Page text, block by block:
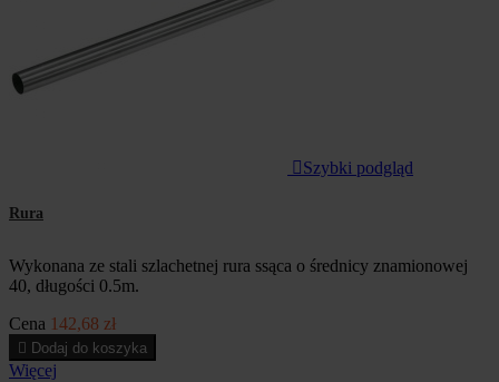
 Szybki podgląd
Rura
Wykonana ze stali szlachetnej rura ssąca o średnicy znamionowej
40, długości 0.5m.
Cena 142,68 zł
 Dodaj do koszyka
Więcej